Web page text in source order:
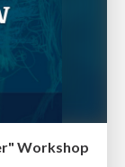
Workshop